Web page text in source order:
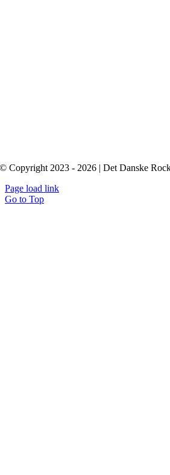
© Copyright 2023 - 2026 | Det Danske
Page load link
Go to Top